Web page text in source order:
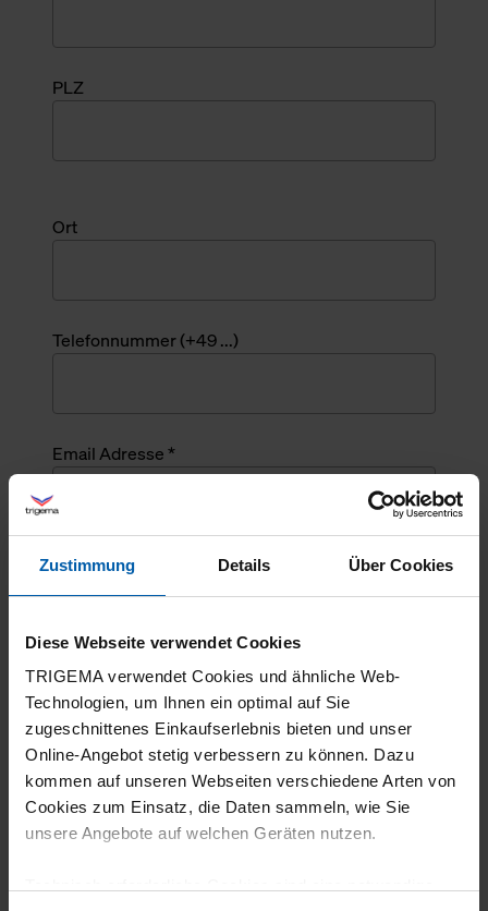
Zustimmung Details Über Cookies
Diese Webseite verwendet Cookies
TRIGEMA verwendet Cookies und ähnliche Web-
Technologien, um Ihnen ein optimal auf Sie
zugeschnittenes Einkaufserlebnis bieten und unser
Online-Angebot stetig verbessern zu können. Dazu
kommen auf unseren Webseiten verschiedene Arten von
Cookies zum Einsatz, die Daten sammeln, wie Sie
unsere Angebote auf welchen Geräten nutzen.
PLZ
Ort
Telefonnummer (+49 ...)
Email Adresse *
Angefragte Menge *
Mehrzeiliger Text